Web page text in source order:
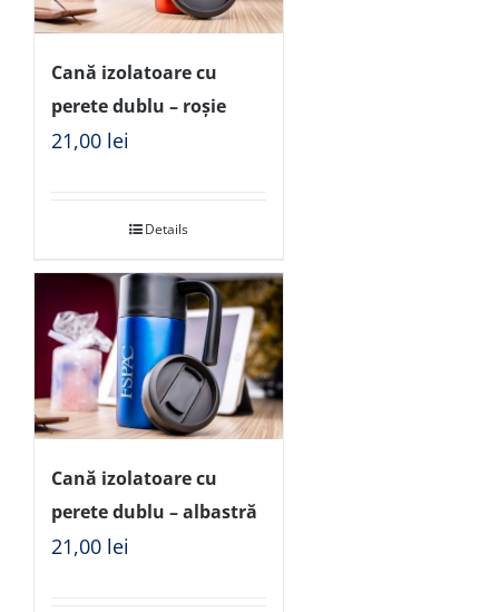
Cană izolatoare cu
perete dublu – roșie
21,00 lei
Details
Cană izolatoare cu
perete dublu – albastră
21,00 lei